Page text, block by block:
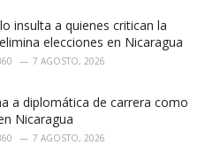
insulta a quienes critican la
elecciones en Nicaragua
7 AGOSTO, 2026
a diplomática de carrera como
Nicaragua
7 AGOSTO, 2026